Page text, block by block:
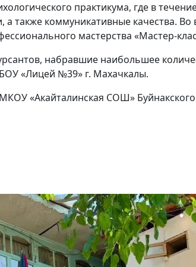
практикума, где в
также коммуникативные качества.
мастерства «Мастер-
набравшие наибольшее
«Лицей №39» г. Махачкалы.
МКОУ «Акайталинская СОШ»